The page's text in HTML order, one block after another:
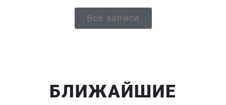
Все записи
БЛИЖАЙШИЕ